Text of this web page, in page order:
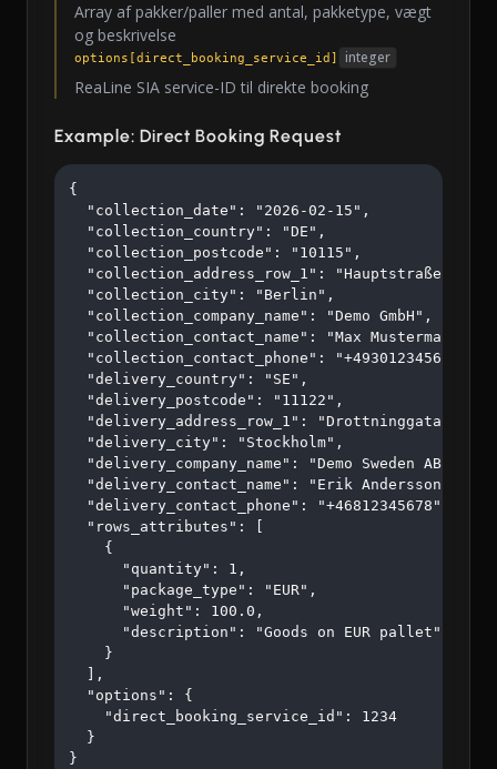
Array af pakker/paller med antal, pakketype, vægt
og beskrivelse
options[direct_booking_service_id] integer
ReaLine SIA service-ID til direkte booking
Example: Direct Booking Request
{
  "collection_date": "2026-02-15",
  "collection_country": "DE",
  "collection_postcode": "10115",
  "collection_address_row_1": "Hauptstraße 123",
  "collection_city": "Berlin",
  "collection_company_name": "Demo GmbH",
  "collection_contact_name": "Max Mustermann",
  "collection_contact_phone": "+4930123456",
  "delivery_country": "SE",
  "delivery_postcode": "11122",
  "delivery_address_row_1": "Drottninggatan 45",
  "delivery_city": "Stockholm",
  "delivery_company_name": "Demo Sweden AB",
  "delivery_contact_name": "Erik Andersson",
  "delivery_contact_phone": "+46812345678",
  "rows_attributes": [
    {
      "quantity": 1,
      "package_type": "EUR",
      "weight": 100.0,
      "description": "Goods on EUR pallet"
    }
  ],
  "options": {
    "direct_booking_service_id": 1234
  }
}